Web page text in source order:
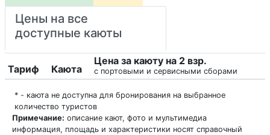
Цены на все
доступные каюты
Тариф Каюта
Цена за каюту на 2 взр.
с портовыми и сервисными сборами
* - каюта не доступна для бронирования на выбранное
количество туристов
Примечание: описание кают, фото и мультимедиа
информация, площадь и характеристики носят справочный